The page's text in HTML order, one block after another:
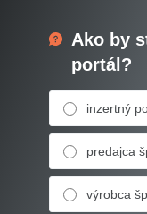
Ako by
portál?
inzertný
predajca
výrobca